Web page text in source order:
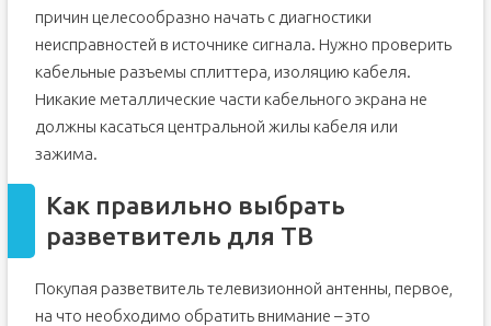
причин целесообразно начать с диагностики
неисправностей в источнике сигнала. Нужно проверить
кабельные разъемы сплиттера, изоляцию кабеля.
Никакие металлические части кабельного экрана не
должны касаться центральной жилы кабеля или
зажима.
Как правильно выбрать
разветвитель для ТВ
Покупая разветвитель телевизионной антенны, первое,
на что необходимо обратить внимание – это